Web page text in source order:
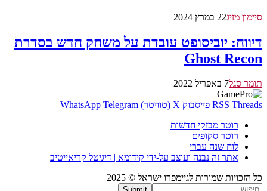
סיימון מזיג22 במרץ 2024
דיווח: יוביסופט עובדת על משחק חדש בסדרת
Ghost Recon
תומר סגל7 באפריל 2022
RSS Threads פייסבוק X (טוויטר) WhatsApp Telegram
רוטר מבזקי חדשות
רוטר סקופים
לוח שנה עברי
אתר זה נבנה ועוצב על-ידי קידומא | דיגיטל קריאייטיב
כל הזכויות שמורות לגיימפרו ישראל © 2025